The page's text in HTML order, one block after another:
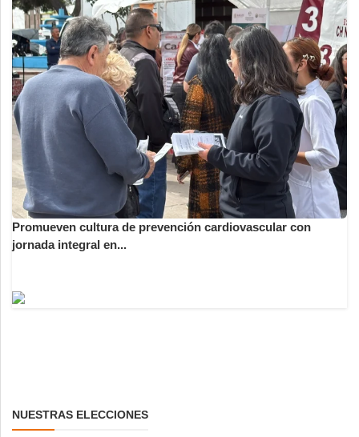
Promueven cultura de prevención cardiovascular con
jornada integral en...
NUESTRAS ELECCIONES